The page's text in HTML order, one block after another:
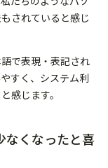
されていると感じ
で表現・表記され
すく、システム利
感じます。
なくなったと喜